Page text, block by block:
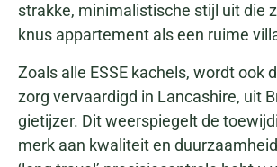
strakke, minimalistische stijl uit die
knus appartement als een ruime
Zoals alle ESSE kachels, wordt ook
zorg vervaardigd in Lancashire, uit
gietijzer. Dit weerspiegelt de
merk aan kwaliteit en